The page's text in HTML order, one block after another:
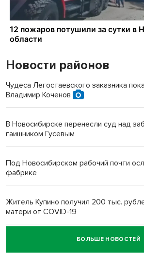
Новости районов
Чудеса Легостаевского заказника
Владимир Коченов
В Новосибирске перенесли суд над
гаишником Гусевым
Под Новосибирском рабочий почти
фабрике
Житель Купино получил 200 тыс.
матери от COVID-19
Новосибирский суд наказал водителя
пенсионерки на вокзале
БОЛЬШЕ НОВОСТЕЙ